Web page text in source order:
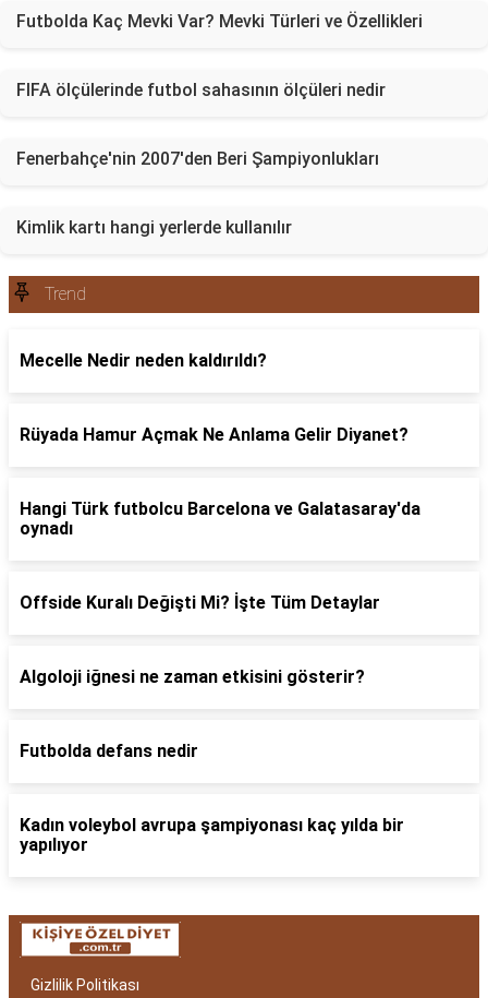
Futbolda Kaç Mevki Var? Mevki Türleri ve Özellikleri
FIFA ölçülerinde futbol sahasının ölçüleri nedir
Fenerbahçe'nin 2007'den Beri Şampiyonlukları
Kimlik kartı hangi yerlerde kullanılır
Trend
Mecelle Nedir neden kaldırıldı?
Rüyada Hamur Açmak Ne Anlama Gelir Diyanet?
Hangi Türk futbolcu Barcelona ve Galatasaray'da
oynadı
Offside Kuralı Değişti Mi? İşte Tüm Detaylar
Algoloji iğnesi ne zaman etkisini gösterir?
Futbolda defans nedir
Kadın voleybol avrupa şampiyonası kaç yılda bir
yapılıyor
Gizlilik Politikası